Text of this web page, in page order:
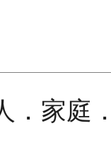
．家庭